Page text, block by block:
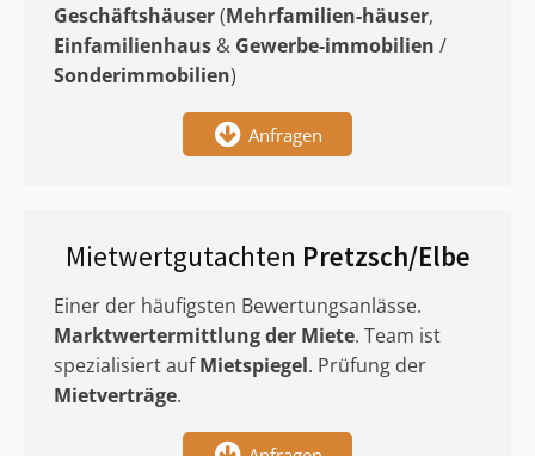
Geschäftshäuser(Mehrfamilien-häuser,
Einfamilienhaus & Gewerbe-immobilien /
Sonderimmobilien)
Anfragen
Mietwertgutachten Pretzsch/Elbe
Einer der häufigsten Bewertungsanlässe.
Marktwertermittlungder Miete. Team ist
spezialisiert aufMietspiegel. Prüfung der
Mietverträge.